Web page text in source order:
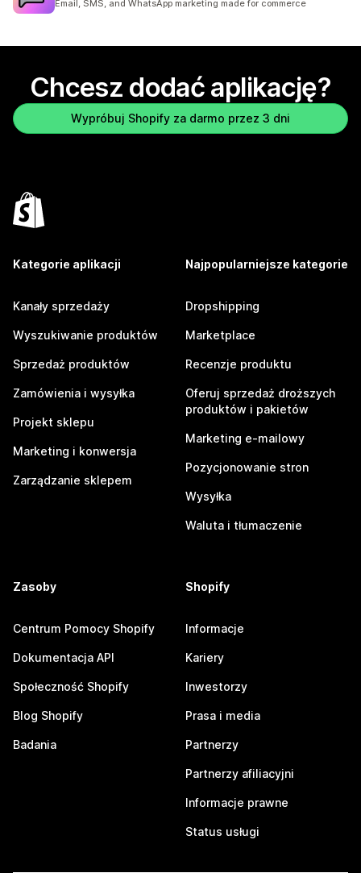
Email, SMS, and WhatsApp marketing made for commerce
Chcesz dodać aplikację?
Wypróbuj Shopify za darmo przez 3 dni
Kategorie aplikacji
Kanały sprzedaży
Wyszukiwanie produktów
Sprzedaż produktów
Zamówienia i wysyłka
Projekt sklepu
Marketing i konwersja
Zarządzanie sklepem
Najpopularniejsze kategorie
Dropshipping
Marketplace
Recenzje produktu
Oferuj sprzedaż droższych
produktów i pakietów
Marketing e-mailowy
Pozycjonowanie stron
Wysyłka
Waluta i tłumaczenie
Zasoby
Centrum Pomocy Shopify
Dokumentacja API
Społeczność Shopify
Blog Shopify
Badania
Shopify
Informacje
Kariery
Inwestorzy
Prasa i media
Partnerzy
Partnerzy afiliacyjni
Informacje prawne
Status usługi